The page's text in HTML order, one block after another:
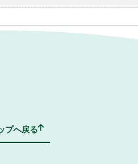
プへ戻る